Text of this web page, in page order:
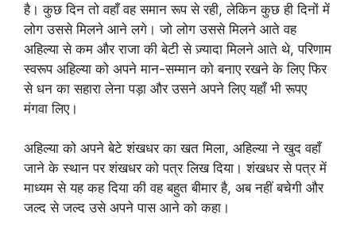
है। कुछ दिन तो वहाँ वह समान रूप से रही, लेकिन कुछ ही दिनों में
लोग उससे मिलने आने लगे। जो लोग उससे मिलने आते वह
अहिल्या से कम और राजा की बेटी से ज़्यादा मिलने आते थे, परिणाम
स्वरूप अहिल्या को अपने मान-सम्मान को बनाए रखने के लिए फिर
से धन का सहारा लेना पड़ा और उसने अपने लिए यहाँ भी रूपए
मंगवा लिए।
अहिल्या को अपने बेटे शंखधर का खत मिला, अहिल्या ने खुद वहाँ
जाने के स्थान पर शंखधर को पत्र लिख दिया। शंखधर से पत्र में
माध्यम से यह कह दिया की वह बहुत बीमार है, अब नहीं बचेगी और
जल्द से जल्द उसे अपने पास आने को कहा।